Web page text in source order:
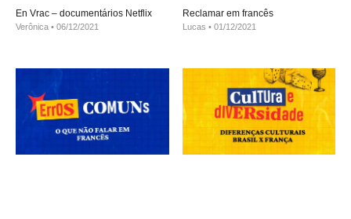
En Vrac – documentários Netflix
Verônica 06/12/2021
Reclamar em francês
Lucas 01/12/2021